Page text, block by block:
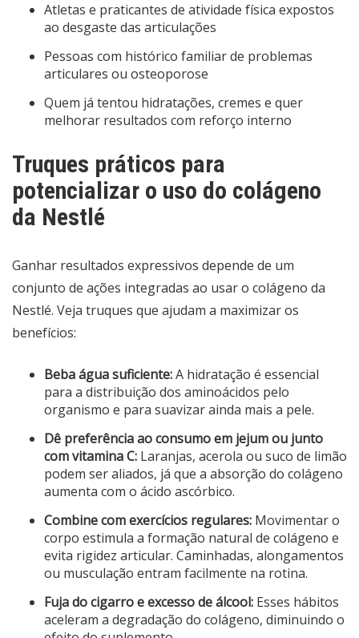
Atletas e praticantes de atividade física expostos
ao desgaste das articulações
Pessoas com histórico familiar de problemas
articulares ou osteoporose
Quem já tentou hidratações, cremes e quer
melhorar resultados com reforço interno
Truques práticos para
potencializar o uso do colágeno
da Nestlé
Ganhar resultados expressivos depende de um
conjunto de ações integradas ao usar o colágeno da
Nestlé. Veja truques que ajudam a maximizar os
benefícios:
Beba água suficiente:A hidratação é essencial
para a distribuição dos aminoácidos pelo
organismo e para suavizar ainda mais a pele.
Dê preferência ao consumo em jejum ou junto
com vitamina C: Laranjas, acerola ou suco de limão
podem ser aliados, já que a absorção do colágeno
aumenta com o ácido ascórbico.
Combine com exercícios regulares: Movimentar o
corpo estimula a formação natural de colágeno e
evita rigidez articular. Caminhadas, alongamentos
ou musculação entram facilmente na rotina.
Fuja do cigarro e excesso de álcool: Esses hábitos
aceleram a degradação do colágeno, diminuindo o